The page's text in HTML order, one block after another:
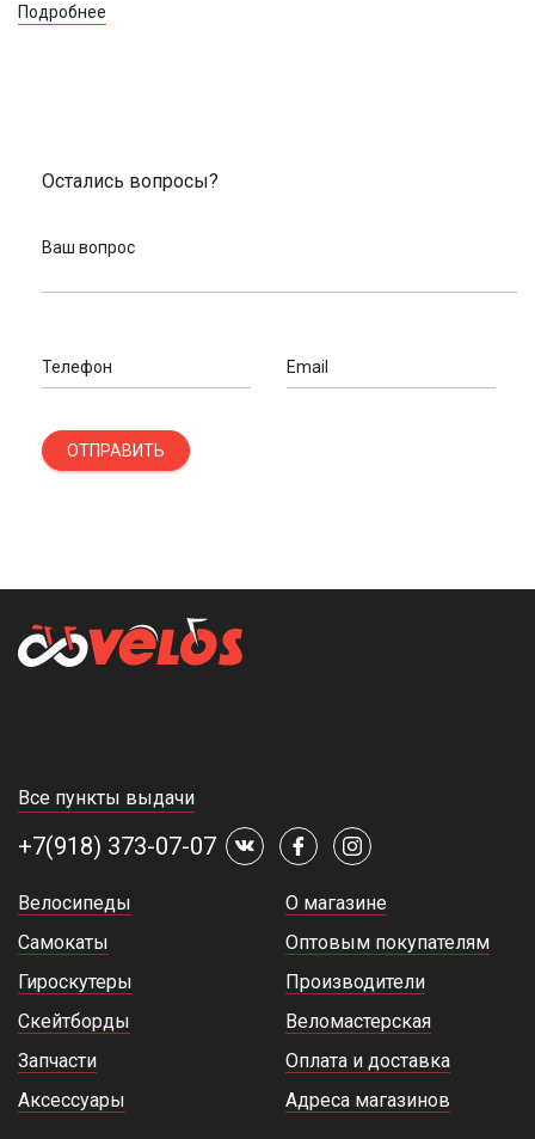
Подробнее
Остались вопросы?
Ваш вопрос
Телефон Email
ОТПРАВИТЬ
Все пункты выдачи
+7(918) 373-07-07
Велосипеды
Самокаты
Гироскутеры
Скейтборды
Запчасти
Аксессуары
О магазине
Оптовым покупателям
Производители
Веломастерская
Оплата и доставка
Адреса магазинов